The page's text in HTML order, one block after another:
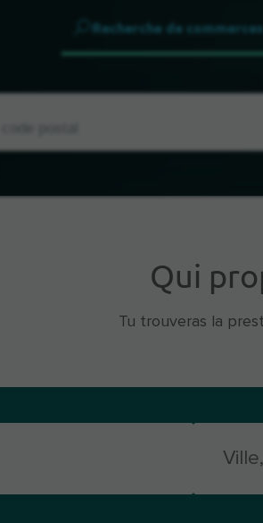
Recherche de commerces
Qui
Tu trouveras la